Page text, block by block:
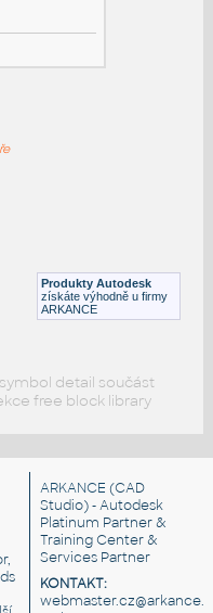
Produkty Autodesk
získáte výhodně u firmy
ARKANCE
detail součást
free block library
ARKANCE (CAD
Studio) - Autodesk
Platinum Partner &
Training Center &
Services Partner
KONTAKT: